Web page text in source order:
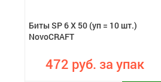
Биты SP 6 X 50 (уп = 10 шт.)
NovoCRAFT
472 руб. за упак